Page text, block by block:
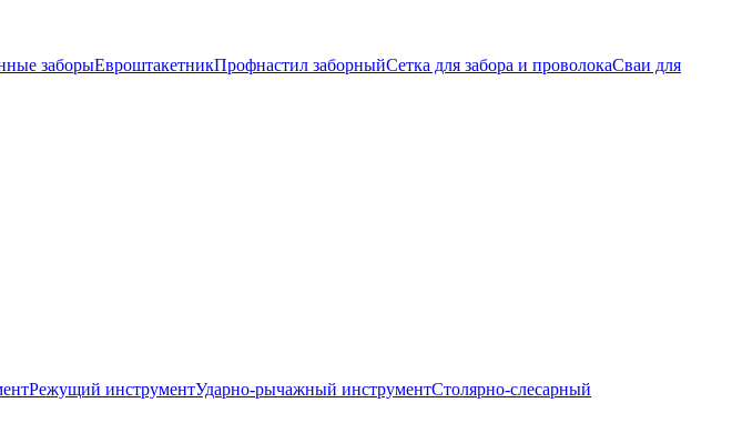
заборыЕвроштакетникПрофнастил заборныйСетка для забора и проволокаСваи для
Режущий инструментУдарно-рычажный инструментСтолярно-слесарный